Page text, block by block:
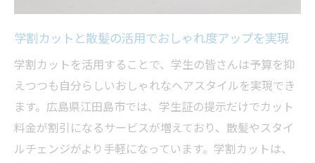
学割カットと散髪で毎日が楽しくなる体験
談
お得な学割カットが叶う江田島市の魅力
江田島市で選ばれる学割カットの人気の秘
密
学割カットと散髪の活用でおしゃれ度アップを実現
学割カットを活用することで、学生の皆さんは予算を抑
えつつも自分らしいおしゃれなヘアスタイルを実現でき
ます。広島県江田島市では、学生証の提示だけでカット
料金が割引になるサービスが増えており、散髪やスタイ
ルチェンジがより手軽になっています。学割カットは、